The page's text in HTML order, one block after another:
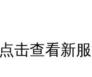
点击查看新